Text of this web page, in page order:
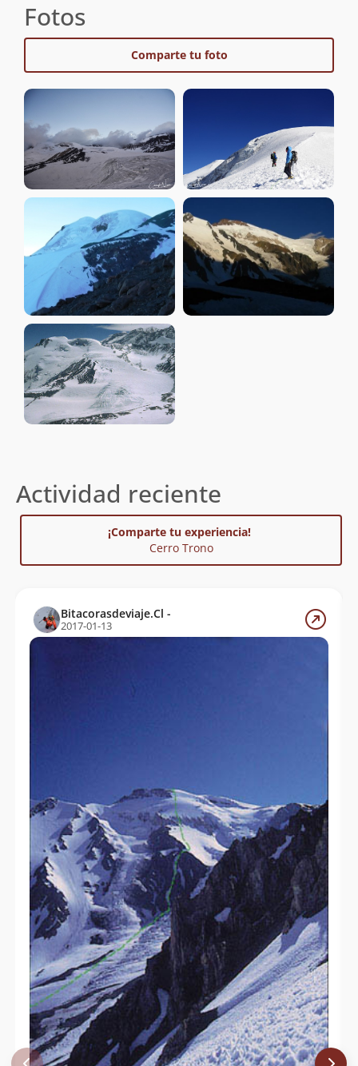
Fotos
Comparte tu foto
Actividad reciente
¡Comparte tu experiencia!
Cerro Trono
Bitacorasdeviaje.Cl -
2017-01-13